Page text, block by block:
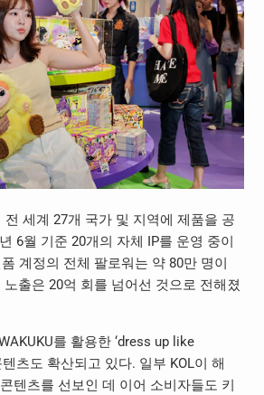
세계 27개 국가 및 지역에 제품을 공
6월 기준 20개의 자체 IP를 운영 중이
계정의 전체 팔로워는 약 80만 명이
노출은 20억 회를 넘어선 것으로 전해졌
를 활용한 ‘dress up like
츠도 확산되고 있다. 일부 KOL이 해
텐츠를 선보인 데 이어 소비자들도 키